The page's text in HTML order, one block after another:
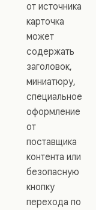
от источника
карточка
может
содержать
заголовок,
миниатюру,
специальное
оформление
от
поставщика
контента или
безопасную
кнопку
перехода по